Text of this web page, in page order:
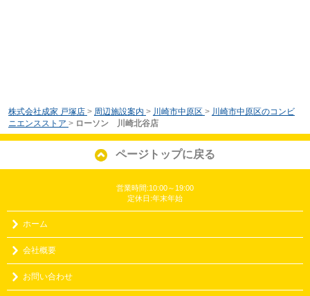
株式会社成家 戸塚店 > 周辺施設案内 > 川崎市中原区 > 川崎市中原区のコンビ
ニエンスストア > ローソン 川崎北谷店
ページトップに戻る
営業時間:10:00～19:00
定休日:年末年始
ホーム
会社概要
お問い合わせ